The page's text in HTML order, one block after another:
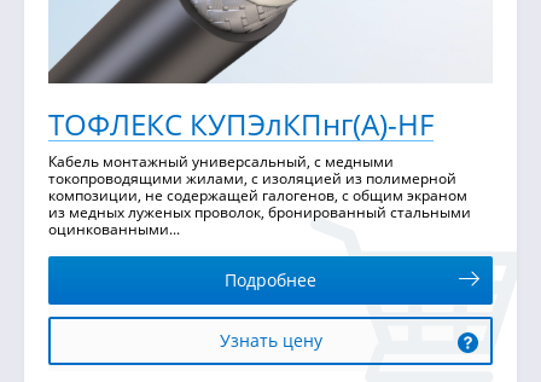
ТОФЛЕКС КУПЭлКПнг(А)-HF
Кабель монтажный универсальный, с медными
токопроводящими жилами, с изоляцией из полимерной
композиции, не содержащей галогенов, с общим экраном
из медных луженых проволок, бронированный стальными
оцинкованными...
Подробнее
Узнать цену